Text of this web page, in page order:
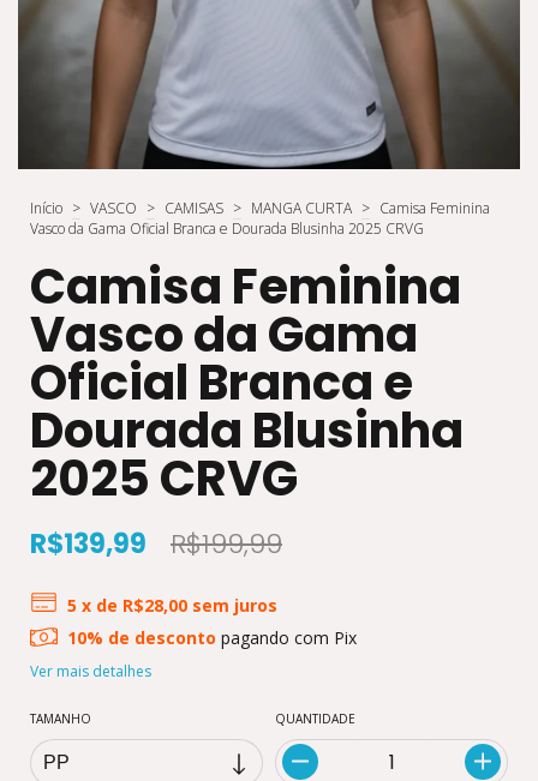
Início > VASCO > CAMISAS > MANGA CURTA > Camisa Feminina
Vasco da Gama Oficial Branca e Dourada Blusinha 2025 CRVG
Camisa Feminina
Vasco da Gama
Oficial Branca e
Dourada Blusinha
2025 CRVG
R$139,99 R$199,99
5 x de R$28,00 sem juros
10% de desconto pagando com Pix
Ver mais detalhes
TAMANHO QUANTIDADE